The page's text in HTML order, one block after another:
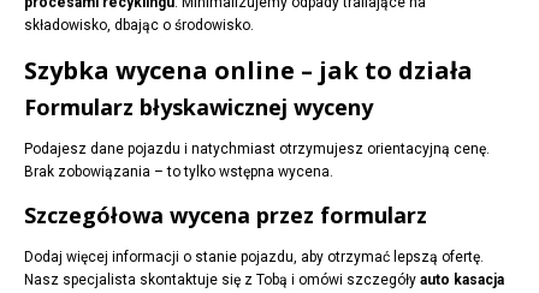
składowisko, dbając o środowisko.
Szybka wycena online – jak to działa
Formularz błyskawicznej wyceny
Podajesz dane pojazdu i natychmiast otrzymujesz orientacyjną cenę.
Brak zobowiązania – to tylko wstępna wycena.
Szczegółowa wycena przez formularz
Dodaj więcej informacji o stanie pojazdu, aby otrzymać lepszą ofertę.
Nasz specjalista skontaktuje się z Tobą i omówi szczegóły auto kasacja